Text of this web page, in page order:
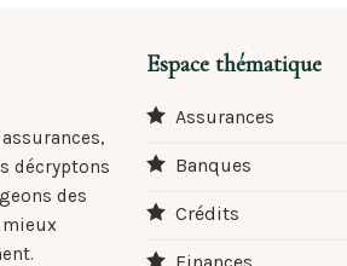
décryptons
des
Espace thématique
Assurances
Banques
Crédits